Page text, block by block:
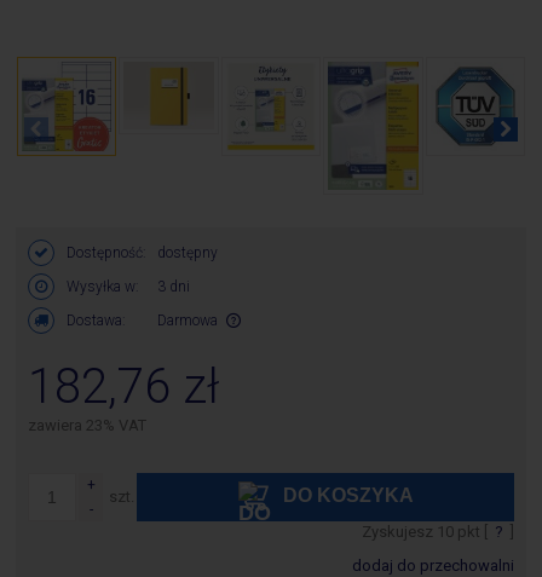
Dostępność:
dostępny
Wysyłka w:
3 dni
Dostawa:
Darmowa
182,76 zł
zawiera 23% VAT
szt. DO KOSZYKA
Zyskujesz 10 pkt [ ?
dodaj do przechowalni